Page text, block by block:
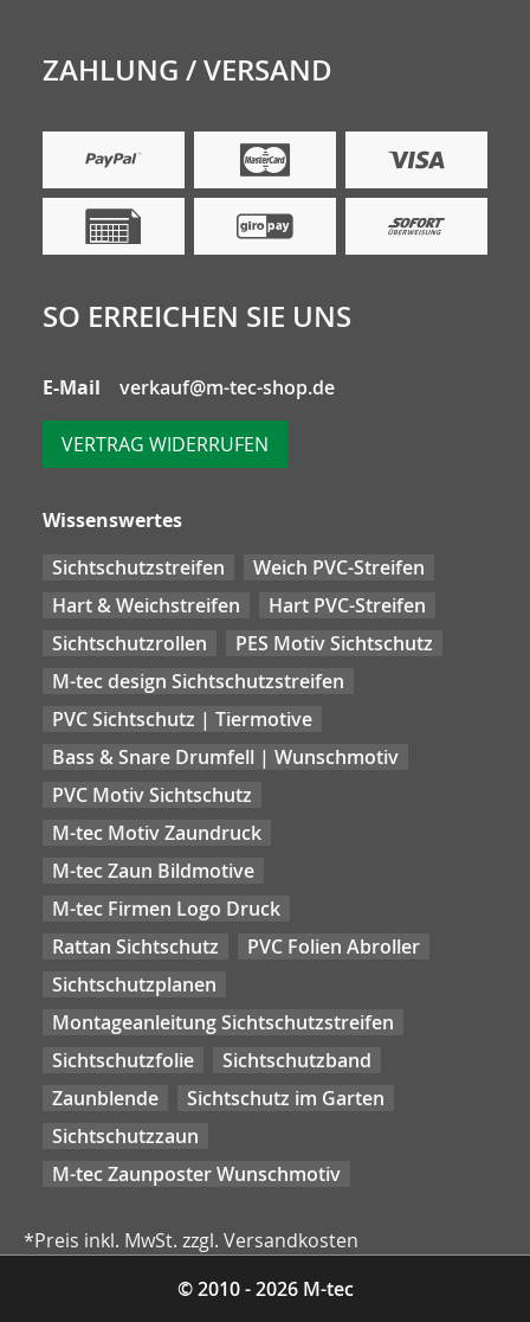
ZAHLUNG / VERSAND
SO ERREICHEN SIE UNS
E-Mail verkauf@m-tec-shop.de
VERTRAG WIDERRUFEN
Wissenswertes
Sichtschutzstreifen
Weich PVC-Streifen
Hart & Weichstreifen
Hart PVC-Streifen
Sichtschutzrollen
PES Motiv Sichtschutz
M-tec design Sichtschutzstreifen
PVC Sichtschutz | Tiermotive
Bass & Snare Drumfell | Wunschmotiv
PVC Motiv Sichtschutz
M-tec Motiv Zaundruck
M-tec Zaun Bildmotive
M-tec Firmen Logo Druck
Rattan Sichtschutz
PVC Folien Abroller
Sichtschutzplanen
Montageanleitung Sichtschutzstreifen
Sichtschutzfolie
Sichtschutzband
Zaunblende
Sichtschutz im Garten
Sichtschutzzaun
M-tec Zaunposter Wunschmotiv
*Preis inkl. MwSt. zzgl. Versandkosten
© 2010 - 2026 M-tec